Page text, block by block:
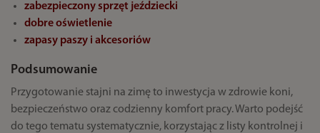
zabezpieczony sprzęt jeździecki
dobre oświetlenie
zapasy paszy i akcesoriów
Podsumowanie
Przygotowanie stajni na zimę to inwestycja w zdrowie koni,
bezpieczeństwo oraz codzienny komfort pracy. Warto podejść
do tego tematu systematycznie, korzystając z listy kontrolnej i